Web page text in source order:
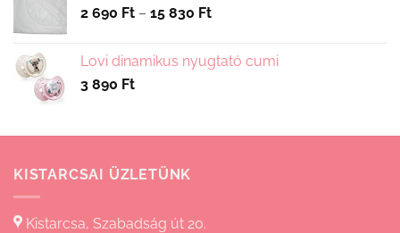
2 690 Ft – 15 830 FtÁrtartomány:
-
Lovi dinamikus nyugtató cumi
3 890 Ft
KISTARCSAI ÜZLETÜNK
Kistarcsa, Szabadság út 20.